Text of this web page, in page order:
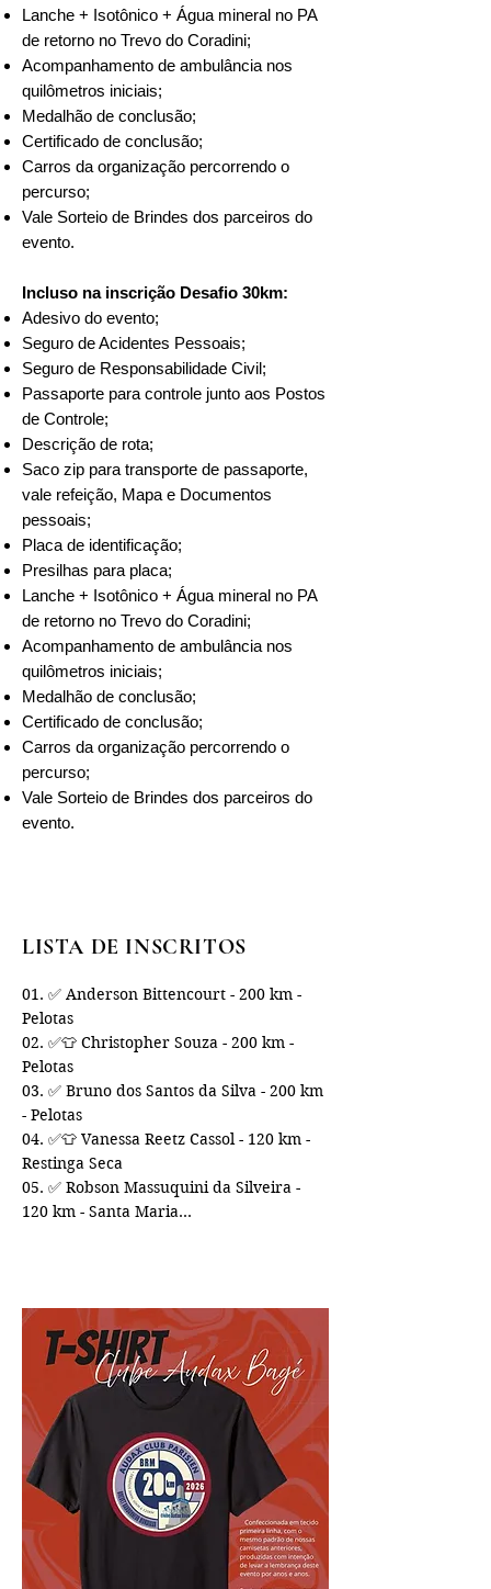
Lanche + Isotônico + Água mineral no PA
de retorno no Trevo do Coradini;
Acompanhamento de ambulância nos
quilômetros iniciais;
Medalhão de conclusão;
Certificado de conclusão;
Carros da organização percorrendo o
percurso;
Vale Sorteio de Brindes dos parceiros do
evento.
Incluso na inscrição Desafio 30km:
Adesivo do evento;
Seguro de Acidentes Pessoais;
Seguro de Responsabilidade Civil;
Passaporte para controle junto aos Postos
de Controle;
Descrição de rota;
Saco zip para transporte de passaporte,
vale refeição, Mapa e Documentos
pessoais;
Placa de identificação;
Presilhas para placa;
Lanche + Isotônico + Água mineral no PA
de retorno no Trevo do Coradini;
Acompanhamento de ambulância nos
quilômetros iniciais;
Medalhão de conclusão;
Certificado de conclusão;
Carros da organização percorrendo o
percurso;
Vale Sorteio de Brindes dos parceiros do
evento.
LISTA DE INSCRITOS
01. ✅ Anderson Bittencourt - 200 km -
Pelotas
02. ✅👕 Christopher Souza - 200 km -
Pelotas
03. ✅ Bruno dos Santos da Silva - 200 km
- Pelotas
04. ✅👕 Vanessa Reetz Cassol - 120 km -
Restinga Seca
05. ✅ Robson Massuquini da Silveira -
120 km - Santa Maria
- Bagé
08. ✅ Filipe Chaves - 200 km - Bagé
09. ✅ Darlan Franco lopes - 120 km -
Santa Maria
10. ✅ Sandra Roselaine Ramos Lopes -
120 km - Santa Maria
11. ✅👕 Kauã Oliveira da Silva - 120 km -
Pedras Altas
12. ✅ TIARLES GUIMARÃES DA SILVA -
200 km - BAGÉ
13. ✅ GABRIEL DOS SANTOS MENDES -
60 km - BAGÉ